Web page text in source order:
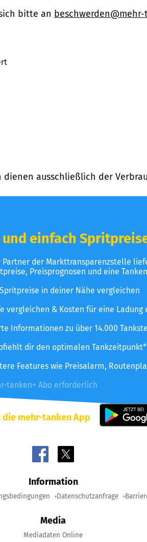
bitte an
ausschließlich der
einfach
der Markttransparenzstelle
Preisprognosen und eine
in deiner Nähe vergleichen
vergleichen & Kosten für eine Ladung
Informationen zu über 14.000
dir den optimalen Tankzeitpunkt*
Features wie Preisalarm,
tanken+ Abo erforderlich
mehr-tanken App
Information
Datenschutzanfrage
Media
Mediadaten Online